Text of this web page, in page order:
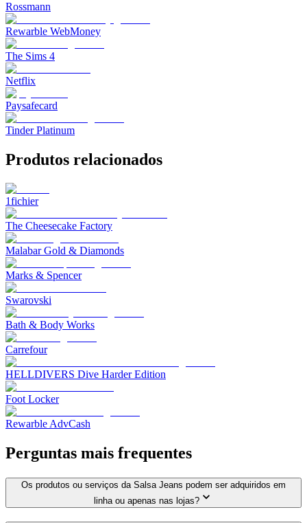
Rossmann
Rewarble WebMoney
The Sims 4
Netflix
Paysafecard
Tinder Platinum
Produtos relacionados
1fichier
The Cheesecake Factory
Malabar Gold & Diamonds
Marks & Spencer
Swarovski
Bath & Body Works
Carrefour
HELLDIVERS Dive Harder Edition
Foot Locker
Rewarble AdvCash
Perguntas mais frequentes
Os produtos ou serviços da Salsa Jeans podem ser adquiridos em
linha ou apenas nas lojas?